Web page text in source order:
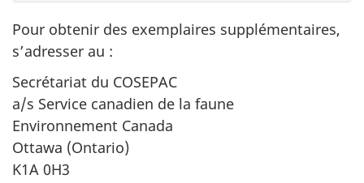
Pour obtenir des exemplaires supplémentaires,
s’adresser au :
Secrétariat du COSEPAC
a/s Service canadien de la faune
Environnement Canada
Ottawa (Ontario)
K1A 0H3